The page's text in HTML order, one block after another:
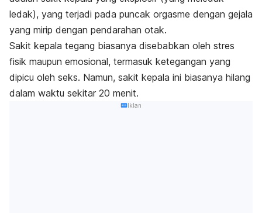
ledak), yang terjadi pada puncak orgasme dengan gejala
yang mirip dengan pendarahan otak.
Sakit kepala tegang biasanya disebabkan oleh stres
fisik maupun emosional, termasuk ketegangan yang
dipicu oleh seks. Namun, sakit kepala ini biasanya hilang
dalam waktu sekitar 20 menit.
Iklan